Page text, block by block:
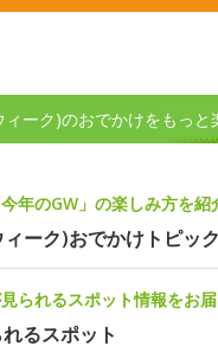
ィーク)のおでかけをもっと
年のGW」の楽しみ方を紹
ーク)おでかけトピッ
られるスポット情報をお
るスポット